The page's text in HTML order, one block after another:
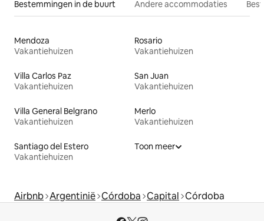
Bestemmingen in de buurt Andere accommodaties
Mendoza
Vakantiehuizen
Rosario
Vakantiehuizen
Villa Carlos Paz
Vakantiehuizen
San Juan
Vakantiehuizen
Villa General Belgrano
Vakantiehuizen
Merlo
Vakantiehuizen
Santiago del Estero
Vakantiehuizen
Toon meer
Airbnb Argentinië Córdoba Capital Córdoba